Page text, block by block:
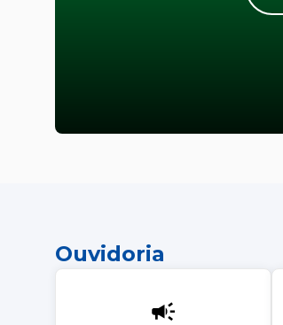
Ouvidoria